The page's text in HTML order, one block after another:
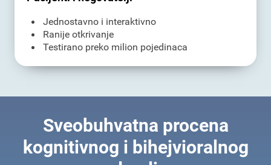
Jednostavno i interaktivno
Ranije otkrivanje
Testirano preko milion pojedinaca
Sveobuhvatna procena
kognitivnog i bihejvioralnog